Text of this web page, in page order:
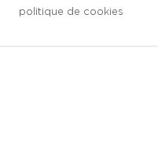
politique de cookies